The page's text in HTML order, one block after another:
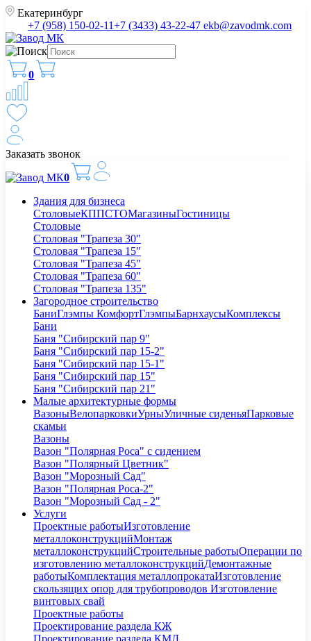
Екатеринбург
+7 (958) 150-02-11+7 (3433) 43-22-47 ekb@zavodmk.com
0
Заказать звонок
0
Здания для бизнеса
СтоловыеКППСТОМагазиныГостиницы
Столовые
Столовая "Трапеза 30"
Столовая "Трапеза 15"
Столовая "Трапеза 45"
Столовая "Трапеза 60"
Столовая "Трапеза 135"
Загородное строительство
БаниГлэмпы КомфортГлэмпыБарнхаусыКомплексы
Бани
Баня "Сибирский пар 9"
Баня "Сибирский пар 15-2"
Баня "Сибирский пар 15-1"
Баня "Сибирский пар 15"
Баня "Сибирский пар 21"
Малые архитектурные формы
ВазоныВелопарковкиУрныУличные сиденьяПарковые
скамьи
Вазоны
Вазон "Полярная Роса" с сидением
Вазон "Полярный Цветник"
Вазон "Морозный Сад"
Вазон "Полярная Роса-2"
Вазон "Морозный Сад - 2"
Услуги
Проектные работыИзготовление
металлоконструкцийМонтаж
металлоконструкцийСтроительные работыОперации по
изготовлению металлоконструкцийДемонтажные
работыКомплектация металлопрокатаИзготовление
скользящих опор для трубопроводов Изготовление
винтовых свай
Проектные работы
Проектирование раздела КЖ
Проектирование раздела КМД